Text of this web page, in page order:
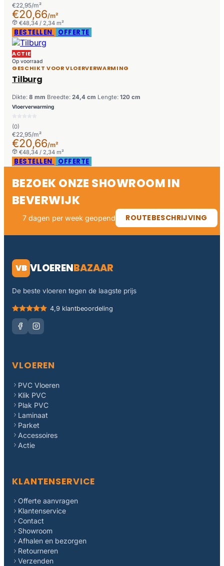
€22,95/m²
€20,66/m²
€48,34 / 2,34 m²
BESTELLEN OFFERTE
ACTIE
Op voorraad
GESCHIKT VOOR VLOERVERWARMING
Tilburg
Dikte: 8 mm Breedte: 24,4 cm Lengte: 120 cm
Vloerverwarming
(0)
€22,95/m²
€20,66/m²
€48,34 / 2,34 m²
BESTELLEN OFFERTE
BEZOEK ONZE SHOWROOM IN
BEVERWIJK
7 dagen per week geopend ROUTEBESCHRIJVING
VB VLOERENBAZAAR
De beste vloeren tegen de laagste prijs
4,9 klantbeoordeling
VLOEREN
PVC Vloeren
Klik PVC
Plak PVC
Laminaat
Parket
Accessoires
Actie
KLANTENSERVICE
Offerte aanvragen
Klantenservice
Contact
Showroom
Afhalen en bezorgen
Retourneren
Verzenden